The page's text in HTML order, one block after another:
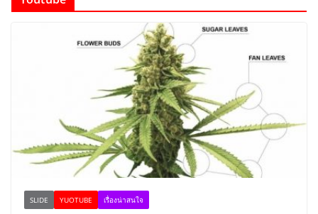
SLIDE YUOTUBE เรื่องน่าสนใจ